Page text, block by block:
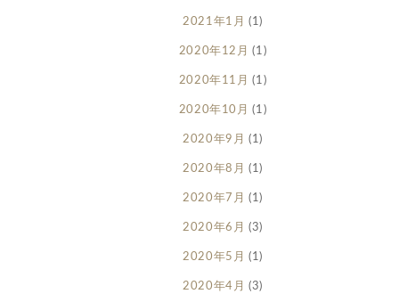
2021年1月 (1)
2020年12月 (1)
2020年11月 (1)
2020年10月 (1)
2020年9月 (1)
2020年8月 (1)
2020年7月 (1)
2020年6月 (3)
2020年5月 (1)
2020年4月 (3)